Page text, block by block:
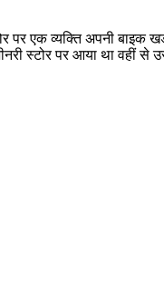
एक व्यक्ति अपनी बाइक
स्टोर पर आया था वहीं से